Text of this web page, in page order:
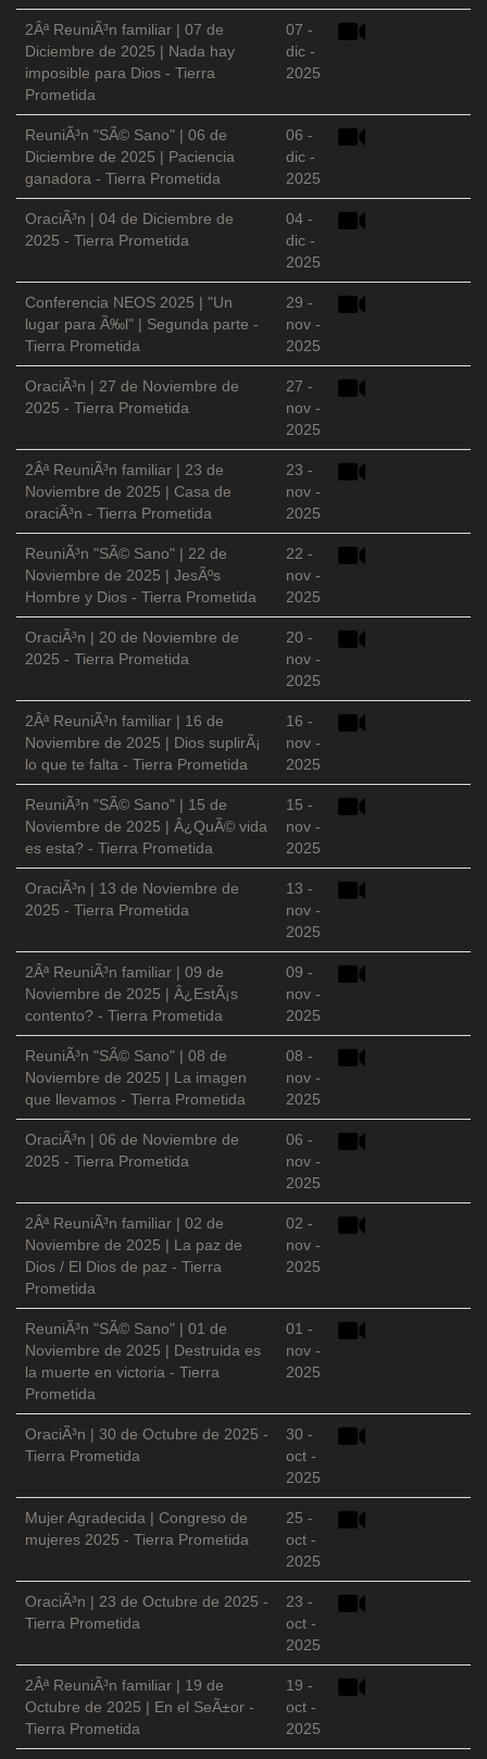
2Âª ReuniÃ³n familiar | 07 de
Diciembre de 2025 | Nada hay
imposible para Dios - Tierra
Prometida
07 -
dic -
2025
ReuniÃ³n "SÃ© Sano" | 06 de
Diciembre de 2025 | Paciencia
ganadora - Tierra Prometida
06 -
dic -
2025
OraciÃ³n | 04 de Diciembre de
2025 - Tierra Prometida
04 -
dic -
2025
Conferencia NEOS 2025 | "Un
lugar para Ã‰l" | Segunda parte -
Tierra Prometida
29 -
nov -
2025
OraciÃ³n | 27 de Noviembre de
2025 - Tierra Prometida
27 -
nov -
2025
2Âª ReuniÃ³n familiar | 23 de
Noviembre de 2025 | Casa de
oraciÃ³n - Tierra Prometida
23 -
nov -
2025
ReuniÃ³n "SÃ© Sano" | 22 de
Noviembre de 2025 | JesÃºs
Hombre y Dios - Tierra Prometida
22 -
nov -
2025
OraciÃ³n | 20 de Noviembre de
2025 - Tierra Prometida
20 -
nov -
2025
2Âª ReuniÃ³n familiar | 16 de
Noviembre de 2025 | Dios suplirÃ¡
lo que te falta - Tierra Prometida
16 -
nov -
2025
ReuniÃ³n "SÃ© Sano" | 15 de
Noviembre de 2025 | Â¿QuÃ© vida
es esta? - Tierra Prometida
15 -
nov -
2025
OraciÃ³n | 13 de Noviembre de
2025 - Tierra Prometida
13 -
nov -
2025
2Âª ReuniÃ³n familiar | 09 de
Noviembre de 2025 | Â¿EstÃ¡s
contento? - Tierra Prometida
09 -
nov -
2025
ReuniÃ³n "SÃ© Sano" | 08 de
Noviembre de 2025 | La imagen
que llevamos - Tierra Prometida
08 -
nov -
2025
OraciÃ³n | 06 de Noviembre de
2025 - Tierra Prometida
06 -
nov -
2025
2Âª ReuniÃ³n familiar | 02 de
Noviembre de 2025 | La paz de
Dios / El Dios de paz - Tierra
Prometida
02 -
nov -
2025
ReuniÃ³n "SÃ© Sano" | 01 de
Noviembre de 2025 | Destruida es
la muerte en victoria - Tierra
Prometida
01 -
nov -
2025
OraciÃ³n | 30 de Octubre de 2025 -
Tierra Prometida
30 -
oct -
2025
Mujer Agradecida | Congreso de
mujeres 2025 - Tierra Prometida
25 -
oct -
2025
OraciÃ³n | 23 de Octubre de 2025 -
Tierra Prometida
23 -
oct -
2025
2Âª ReuniÃ³n familiar | 19 de
Octubre de 2025 | En el SeÃ±or -
Tierra Prometida
19 -
oct -
2025